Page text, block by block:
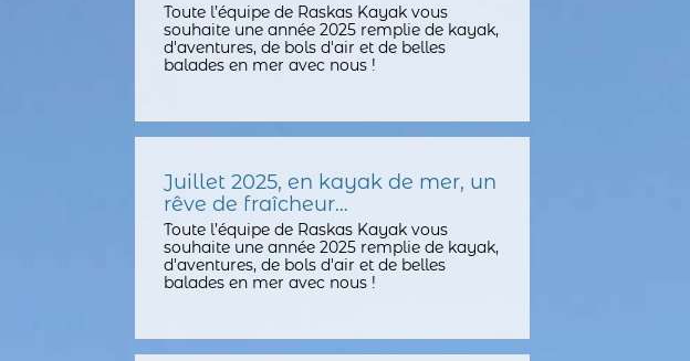
Toute l’équipe de Raskas Kayak vous
souhaite une année 2025 remplie de kayak,
d'aventures, de bols d'air et de belles
balades en mer avec nous !
Juillet 2025, en kayak de mer, un
rêve de fraîcheur…
Toute l’équipe de Raskas Kayak vous
souhaite une année 2025 remplie de kayak,
d'aventures, de bols d'air et de belles
balades en mer avec nous !